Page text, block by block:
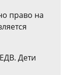
право на
Дети